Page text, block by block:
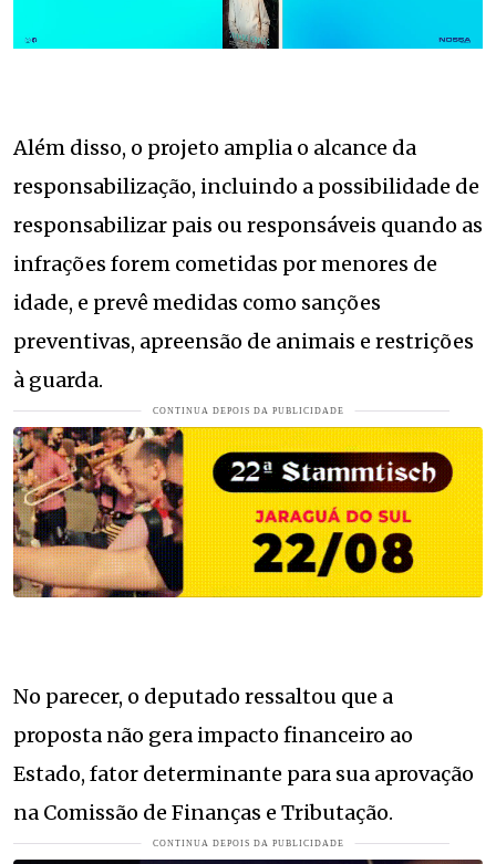
Além disso, o projeto amplia o alcance da
responsabilização, incluindo a possibilidade de
responsabilizar pais ou responsáveis quando as
infrações forem cometidas por menores de
idade, e prevê medidas como sanções
preventivas, apreensão de animais e restrições
à guarda.
No parecer, o deputado ressaltou que a
proposta não gera impacto financeiro ao
Estado, fator determinante para sua aprovação
na Comissão de Finanças e Tributação.